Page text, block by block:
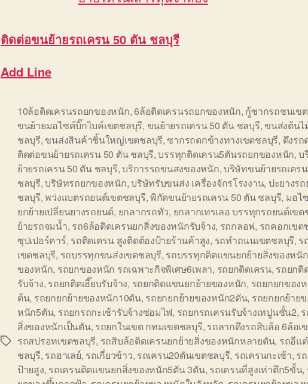
ติดต่อขนย้ายรถเครน 50 ตัน ชลบุรี
Add Line
Tags
10ล้อติดเครนรถยกของหนัก,6ล้อติดเครนรถยกของหนัก, กู้ซากรถชนเข
ขนย้ายมอไซค์บิ๊กไบค์เขตชลบุรี, ขนย้ายรถเครน 50 ตัน ชลบุรี, ขนส่งต้นไ
ชลบุรี, ขนส่งสินค้าชิ้นใหญ่เขตชลบุรี,ซากรถตกข้างทางเขตชลบุรี, ดึงร
ติดต่อขนย้ายรถเครน 50 ตัน ชลบุรี,บรรทุกติดเครน5ตันรถยกของหนัก,บ
ย้ายรถเครน 50 ตัน ชลบุรี,บริการรถขนสงของหนัก,บริษัทขนย้ายรถเคร
ชลบุรี,บริษัทรถยกของหนัก,บริษัทรับขนส่ง เครื่องจักรโรงงาน, ปะยางร
ชลบุรี,พว่งแบตรถยนต์เขตชลบุรี,พิกัดขนย้ายรถเครน 50 ตัน ชลบุรี, มอไ
ยกย้ายเปลี่ยนยางรถยนต์, ยกลากรถทัว, ยกลากเทรเลอ บรรทุกรถยนต์เข
ย้ายรถจมน้ำ, รถ6ล้อติดเครนยกสิ่งของหนักรับจ้าง, รถกลอฟ, รถคอกเขต
ซุปเปอร์คาร์, รถติดเครน สูงติดต้องป้ายร้านค้าสูง, รถทำถนนเขตชลบุรี, ร
เขตชลบุรี, รถบรรทุกขนส่งเขตชลบุรี, รถบรรทุกติดแขนยกย้ายสิ่งของหนัก
ของหนัก, รถยกของหนัก รถเฉพาะกิจพิเศษ6เพลา, รถยกติดเครน, รถยกติ
รับจ้าง, รถยกติดเฮี๊ยบรับจ้าง, รถยกติดแขนยกย้ายของหนัก, รถยกยกของ
ต้น, รถยกยกย้ายของหนัก10ตัน, รถยกยกย้ายของหนัก2ตัน, รถยกยกย้าย
หนัก5ตัน, รถยกรถกะเช้ารับจ้างซ่อมไฟ, รถยกรถเครนรับจ้างเทปูนชั้น2,
สิ่งของหนักเป็นตัน, รถยกในเขต กทมเขตชลบุรี, รถลากดึงรถสิบล้อ 6ล้อเ
รถสปรอทเขตชลบุรี, รถสิบล้อติดเครนยกย้ายสิ่งของหนักหลายตัน, รถอีแ
ชลบุรี, รถฮาเลย์, รถเกี่ยวข้าว, รถเครน20ตันเขตชลบุรี, รถเครนกะเช้า, ร
ป้ายสูง, รถเครนติดแขนยกสิ่งของหนัก5ตัน 3ตัน, รถเครนที่สูงเท่าตึก5ขั้น,